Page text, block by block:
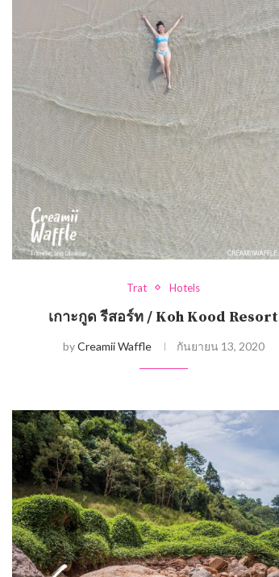
Trat Hotels
เกาะกูด รีสอร์ท / Koh Kood Resort
byCreamii Waffle กันยายน 13, 2020